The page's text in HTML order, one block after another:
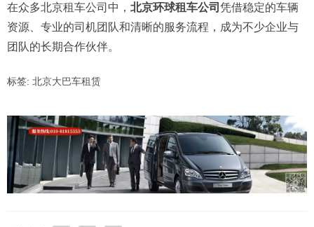
在众多北京租车公司中， 北京环球租车公司 凭借稳定的车辆
资源、专业的司机团队和清晰的服务流程，成为不少企业与
团队的长期合作伙伴。
标签: 北京大巴车租赁